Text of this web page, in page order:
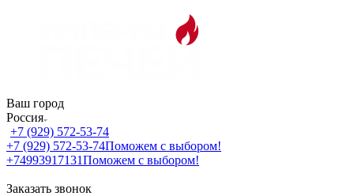
Ваш город
Россия
+7 (929) 572-53-74
+7 (929) 572-53-74Поможем с выбором!
+74993917131Поможем с выбором!
Заказать звонок